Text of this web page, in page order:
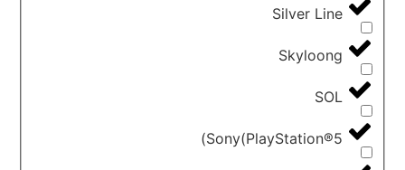
Silver Line
Skyloong
SOL
Sony(PlayStation®5)